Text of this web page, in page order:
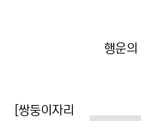
행운
[쌍둥이자리